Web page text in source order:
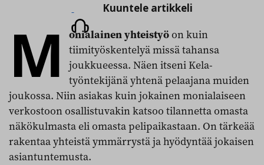
Kuuntele
artikkeli
Kuuntele artikkeli
M onialainen yhteistyöon kuin
tiimityöskentelyä missä tahansa
joukkueessa. Näen itseni Kela-
työntekijänä yhtenä pelaajana muiden
joukossa. Niin asiakas kuin jokainen monialaiseen
verkostoon osallistuvakin katsoo tilannetta omasta
näkökulmasta eli omasta pelipaikastaan. On tärkeää
rakentaa yhteistä ymmärrystä ja hyödyntää jokaisen
asiantuntemusta.